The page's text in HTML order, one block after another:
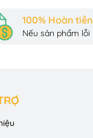
100% Hoàn tiền
Nếu sản phẩm lỗi